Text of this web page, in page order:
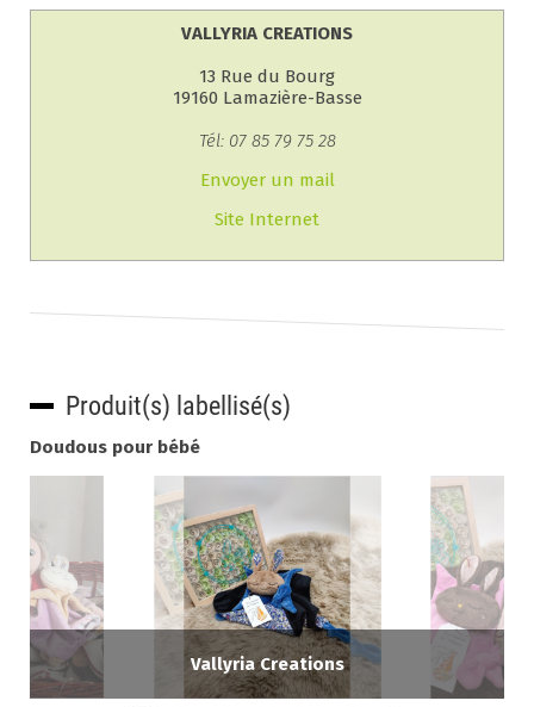
VALLYRIA CREATIONS
13 Rue du Bourg
19160 Lamazière-Basse
Tél: 07 85 79 75 28
Envoyer un mail
Site Internet
Produit(s) labellisé(s)
Doudous pour bébé
Vallyria Creations